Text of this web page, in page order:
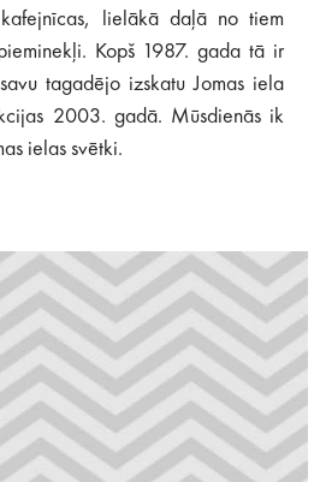
lielākā daļā no tiem
Kopš 1987. gada tā ir
tagadējo izskatu Jomas iela
2003. gadā. Mūsdienās ik
ielas svētki.